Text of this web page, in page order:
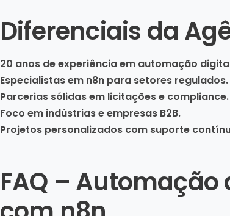
Diferenciais da
20 anos de experiência em automação
Especialistas em n8n para setores regulados.
Parcerias sólidas em licitações e compliance.
Foco em indústrias e empresas B2B.
Projetos personalizados com suporte
FAQ – Automação